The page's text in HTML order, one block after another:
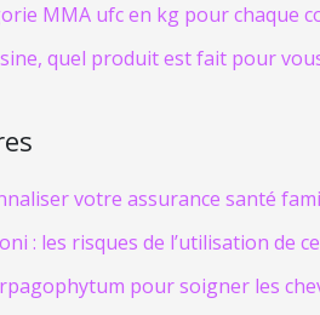
MMA ufc en kg pour chaque
quel produit est fait pour
votre assurance santé
: les risques de l’utilisation de
pour soigner les